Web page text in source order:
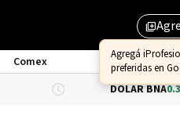
library_add
Agregá
preferidas en
Comex
DÓLAR BNA0.34%